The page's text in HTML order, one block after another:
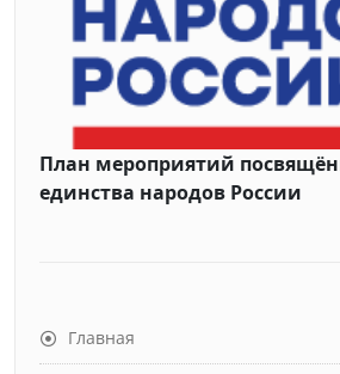
План мероприятий
единства народов России
Главная